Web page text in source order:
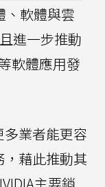
、軟體與雲
進一步推動
軟體應用發
業者能更容
藉此推動其
主要銷